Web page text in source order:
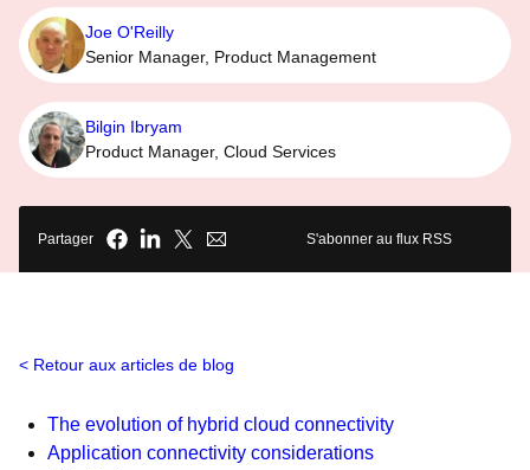
Joe O'Reilly
Senior Manager, Product Management
Bilgin Ibryam
Product Manager, Cloud Services
Partager S'abonner au flux RSS
Retour aux articles de blog
The evolution of hybrid cloud connectivity
Application connectivity considerations